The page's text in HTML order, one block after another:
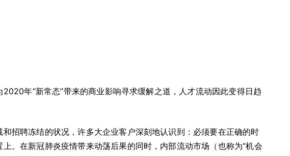
年“新常态”带来的商业影响寻求缓解之道，人才流动因此变得日趋
招聘冻结的状况，许多大企业客户深刻地认识到：必须要在正确的时
。在新冠肺炎疫情带来动荡后果的同时，内部流动市场（也称为“机会